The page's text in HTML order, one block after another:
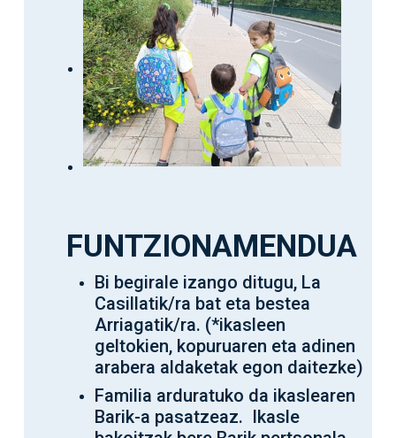
FUNTZIONAMENDUA
Bi begirale izango ditugu, La
Casillatik/ra bat eta bestea
Arriagatik/ra. (*ikasleen
geltokien, kopuruaren eta adinen
arabera aldaketak egon daitezke)
Familia arduratuko da ikaslearen
Barik-a pasatzeaz. Ikasle